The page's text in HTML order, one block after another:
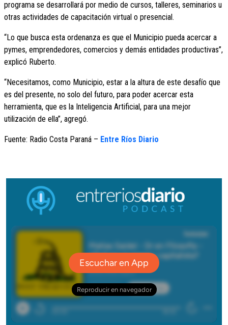
programa se desarrollará por medio de cursos, talleres, seminarios u
otras actividades de capacitación virtual o presencial.
“Lo que busca esta ordenanza es que el Municipio pueda acercar a
pymes, emprendedores, comercios y demás entidades productivas”,
explicó Ruberto.
“Necesitamos, como Municipio, estar a la altura de este desafío que
es del presente, no solo del futuro, para poder acercar esta
herramienta, que es la Inteligencia Artificial, para una mejor
utilización de ella”, agregó.
Fuente: Radio Costa Paraná – Entre Ríos Diario